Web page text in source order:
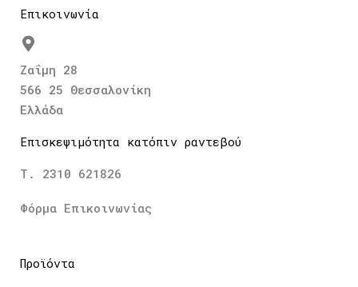
Επικοινωνία
Ζαΐμη 28
566 25 Θεσσαλονίκη
Ελλάδα
Επισκεψιμότητα κατόπιν ραντεβού
Τ. 2310 621826
Φόρμα Επικοινωνίας
Προϊόντα